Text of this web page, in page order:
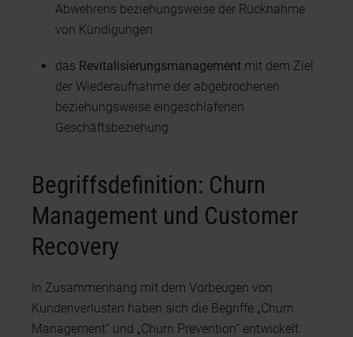
Abwehrens beziehungsweise der Rücknahme
von Kündigungen
das Revitalisierungsmanagement mit dem Ziel
der Wiederaufnahme der abgebrochenen
beziehungsweise eingeschlafenen
Geschäftsbeziehung.
Begriffsdefinition: Churn
Management und Customer
Recovery
In Zusammenhang mit dem Vorbeugen von
Kundenverlusten haben sich die Begriffe „Churn
Management“ und „Churn Prevention“ entwickelt.